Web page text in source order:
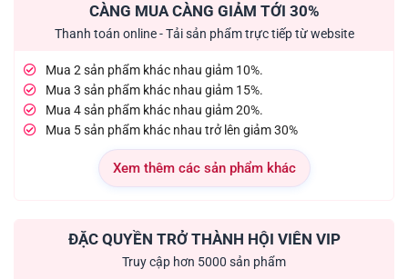
CÀNG MUA CÀNG GIẢM TỚI 30%
Thanh toán online - Tải sản phẩm trực tiếp từ website
Mua 2 sản phẩm khác nhau giảm 10%.
Mua 3 sản phẩm khác nhau giảm 15%.
Mua 4 sản phẩm khác nhau giảm 20%.
Mua 5 sản phẩm khác nhau trở lên giảm 30%
Xem thêm các sản phẩm khác
ĐẶC QUYỀN TRỞ THÀNH HỘI VIÊN VIP
Truy cập hơn 5000 sản phẩm